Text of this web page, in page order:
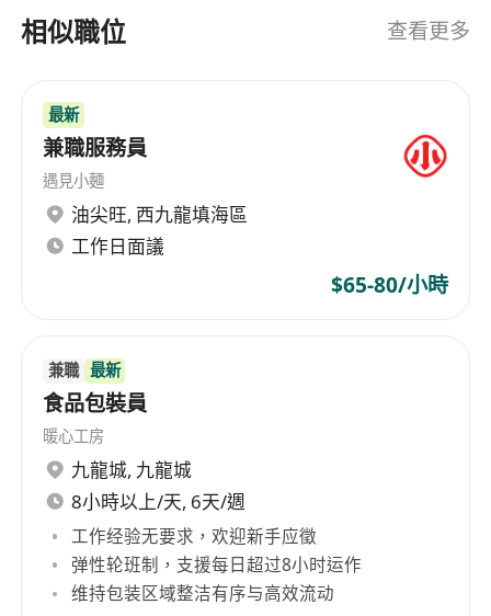
工作时間：10:30-21:30(2小時用膳/休息時間)每天
語文要求：
工作地址：大角咀
求職者請致電：******
查詢/安排面試（職位空缺編
號：40040）
相似職位 查看更多
最新
兼職服務員
遇見小麵
油尖旺, 西九龍填海區
工作日面議
$65-80/小時
兼職 最新
食品包裝員
暖心工房
九龍城, 九龍城
8小時以上/天, 6天/週
工作经验无要求，欢迎新手应徵
弹性轮班制，支援每日超过8小时运作
维持包装区域整洁有序与高效流动